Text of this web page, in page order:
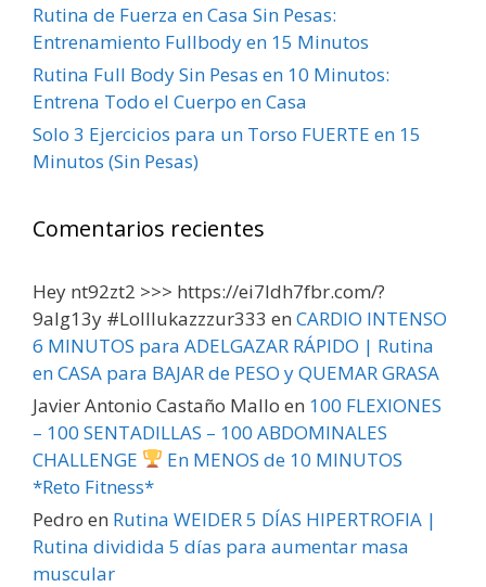
Rutina de Fuerza en Casa Sin Pesas:
Entrenamiento Fullbody en 15 Minutos
Rutina Full Body Sin Pesas en 10 Minutos:
Entrena Todo el Cuerpo en Casa
Solo 3 Ejercicios para un Torso FUERTE en 15
Minutos (Sin Pesas)
Comentarios recientes
Hey nt92zt2 >>> https://ei7ldh7fbr.com/?
9alg13y #Lolllukazzzur333 en CARDIO INTENSO
6 MINUTOS para ADELGAZAR RÁPIDO | Rutina
en CASA para BAJAR de PESO y QUEMAR GRASA
Javier Antonio Castaño Mallo en 100 FLEXIONES
– 100 SENTADILLAS – 100 ABDOMINALES
CHALLENGE
En MENOS de 10 MINUTOS
*Reto Fitness*
Pedro en Rutina WEIDER 5 DÍAS HIPERTROFIA |
Rutina dividida 5 días para aumentar masa
muscular